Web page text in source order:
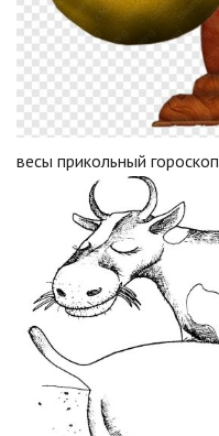
весы прикольный гороскоп